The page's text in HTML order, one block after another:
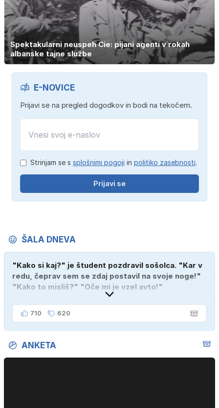
Spektakularni neuspeh Cie: pijani agenti v rokah
albanske tajne službe
E-NOVICE
Prijavi se na pregled dogodkov in bodi na tekočem.
Strinjam se s splošnimi pogoji in politiko zasebnosti.
Prijavi se
ŠALA DNEVA
"Kako si kaj?" je študent pozdravil sošolca. "Kar v
redu, čeprav sem se zdaj postavil na svoje noge!"
"Kako to misliš?" "Oče mi je vzel avto!"
710 620
ANKETA